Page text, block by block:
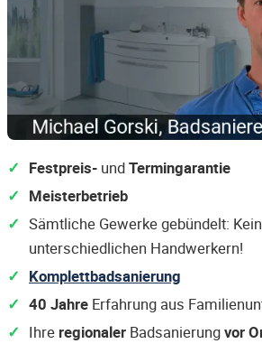
Festpreis- undTermingarantie
Meisterbetrieb
Sämtliche Gewerke gebündelt:
unterschiedlichen Handwerkern!
Komplettbadsanierung
40 Jahre Erfahrung aus
Ihre regionaler Badsanierungvor